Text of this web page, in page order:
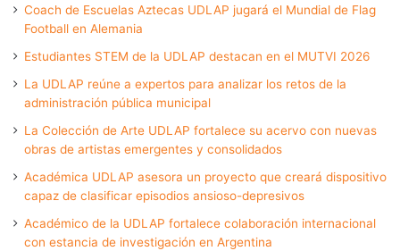
Coach de Escuelas Aztecas UDLAP jugará el Mundial de Flag
Football en Alemania
Estudiantes STEM de la UDLAP destacan en el MUTVI 2026
La UDLAP reúne a expertos para analizar los retos de la
administración pública municipal
La Colección de Arte UDLAP fortalece su acervo con nuevas
obras de artistas emergentes y consolidados
Académica UDLAP asesora un proyecto que creará dispositivo
capaz de clasificar episodios ansioso-depresivos
Académico de la UDLAP fortalece colaboración internacional
con estancia de investigación en Argentina